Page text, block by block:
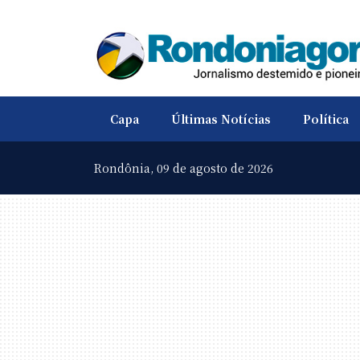
Capa Últimas Notícias Política
Rondônia, 09 de agosto de 2026